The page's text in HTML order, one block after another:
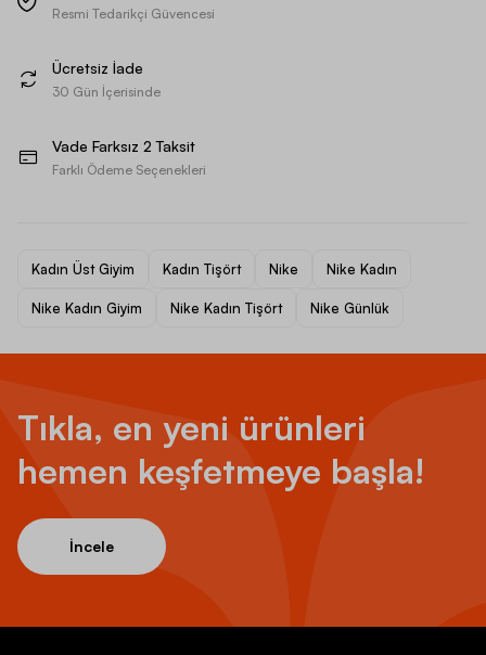
Resmi Tedarikçi Güvencesi
Ücretsiz İade
30 Gün İçerisinde
Vade Farksız 2 Taksit
Farklı Ödeme Seçenekleri
Kadın Üst Giyim Kadın Tişört Nike Nike Kadın
Nike Kadın Giyim Nike Kadın Tişört Nike Günlük
Tıkla, en yeni ürünleri
hemen keşfetmeye başla!
İncele